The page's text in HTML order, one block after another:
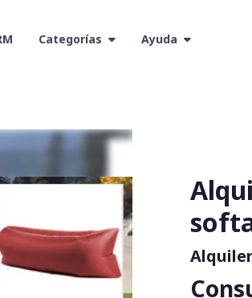
Categorías Ayuda